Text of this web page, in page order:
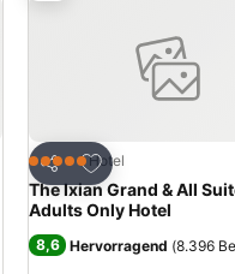
Teilen
Zu Favoriten
5 Sterne Hotel
The Ixian Grand & All
Adults Only Hotel
8,6 Hervorragend (8.396